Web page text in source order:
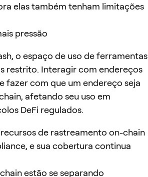
elas também tenham limitações
pressão
o espaço de uso de ferramentas
restrito. Interagir com endereços
fazer com que um endereço seja
afetando seu uso em
DeFi regulados.
de rastreamento on-chain
e sua cobertura continua
estão se separando